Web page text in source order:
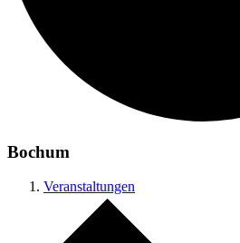
Bochum
Veranstaltungen